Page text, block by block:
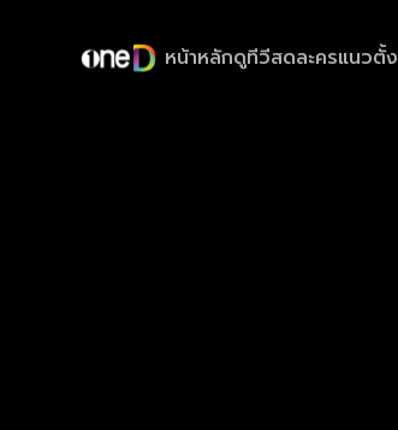
หน้าหลักดูทีวีสดละครแนวตั้ง